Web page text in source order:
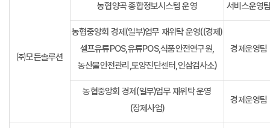
㈜모든솔루션
농협양곡 종합정보시스템 운영 서비스운영
농협중앙회 경제(일부)업무 재위탁 운영((경제)
셀프유류POS,유류POS,식품안전연구원,
농산물안전관리,토양진단센터,인삼검사소)
경제운영팀
농협중앙회 경제(일부)업무 재위탁 운영
(장제사업)
경제운영팀